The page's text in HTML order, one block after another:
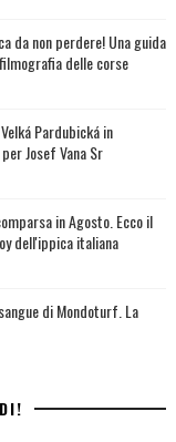
da non perdere! Una guida
delle corse
Pardubická in
Josef Vana Sr
in Agosto. Ecco il
dell'ippica italiana
di Mondoturf. La